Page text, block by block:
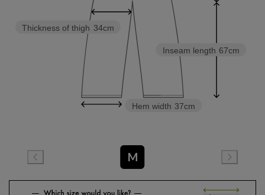
Inseam length 67cm
Hem width 37cm
Thickness of thigh 34cm
M